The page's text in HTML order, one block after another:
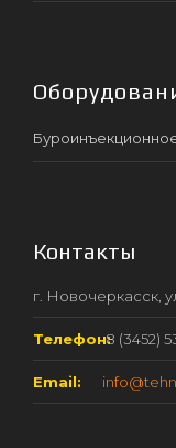
Контакты
г. Новочеркасск,
Телефон:8 (3452)
Email: